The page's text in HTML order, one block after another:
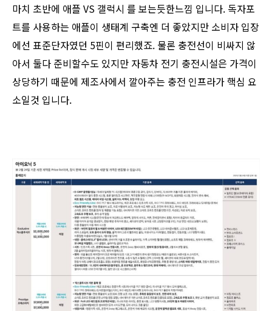
마치 초반에 애플 VS 갤럭시 를 보는듯한느낌 입니다. 독자포
트를 사용하는 애플이 생태계 구축엔 더 좋았지만 소비자 입장
에선 표준단자였던 5핀이 편리했죠. 물론 충전선이 비싸지 않
아서 둘다 준비할수도 있지만 자동차 전기 충전시설은 가격이
상당하기 때문에 제조사에서 깔아주는 충전 인프라가 핵심 요
소일것 입니다.